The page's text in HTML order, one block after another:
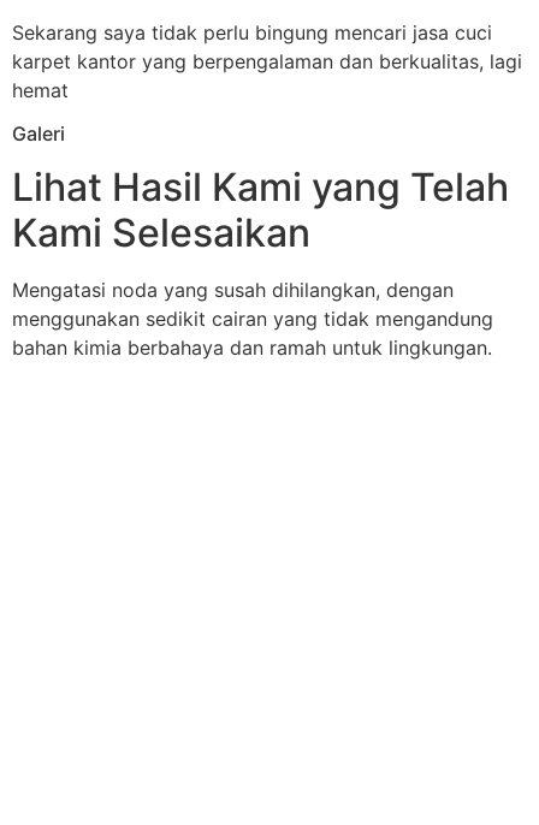
Sekarang saya tidak perlu bingung mencari jasa cuci
karpet kantor yang berpengalaman dan berkualitas, lagi
hemat
Galeri
Lihat Hasil Kami yang Telah
Kami Selesaikan
Mengatasi noda yang susah dihilangkan, dengan
menggunakan sedikit cairan yang tidak mengandung
bahan kimia berbahaya dan ramah untuk lingkungan.